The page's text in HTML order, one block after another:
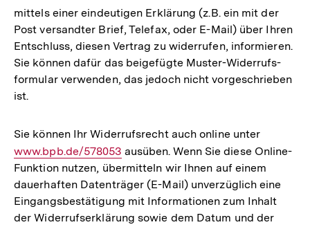
mittels einer eindeutigen Erklärung (z.B. ein mit der
Post versandter Brief, Telefax, oder E-Mail) über Ihren
Entschluss, diesen Vertrag zu widerrufen, informieren.
Sie können dafür das beigefügte Muster-Widerrufs­
formular verwenden, das jedoch nicht vorgeschrieben
ist.
Sie können Ihr Widerrufsrecht auch online unter
Link:
www.bpb.de/578053 ausüben. Wenn Sie diese Online-
Funktion nutzen, übermitteln wir Ihnen auf einem
dauerhaften Datenträger (E-Mail) unverzüglich eine
Eingangsbestätigung mit Informationen zum Inhalt
der Widerrufserklärung sowie dem Datum und der